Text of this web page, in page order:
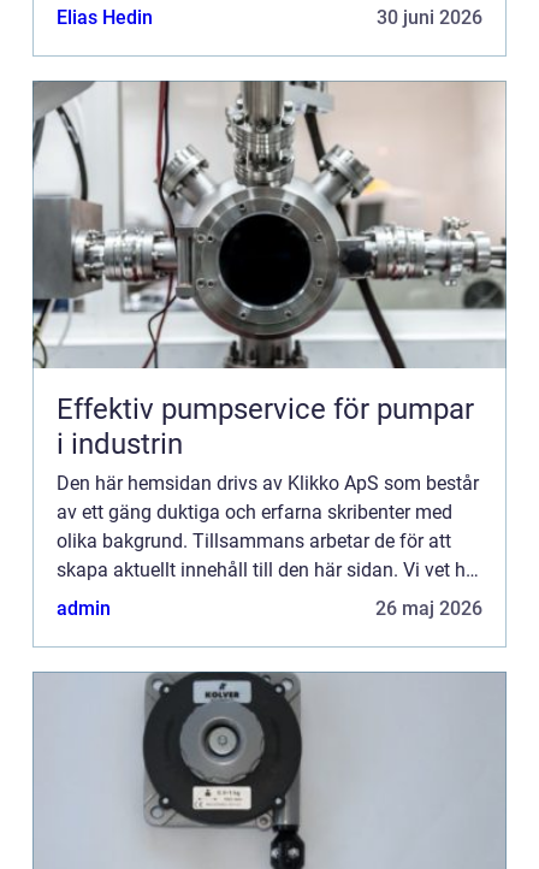
utmanande det är att läsa och genomgå en
Elias Hedin 30 juni 2026
Effektiv pumpservice för pumpar
i industrin
Den här hemsidan drivs av Klikko ApS som består
av ett gäng duktiga och erfarna skribenter med
olika bakgrund. Tillsammans arbetar de för att
skapa aktuellt innehåll till den här sidan. Vi vet hur
utmanande det är att läsa och genomgå en
admin 26 maj 2026